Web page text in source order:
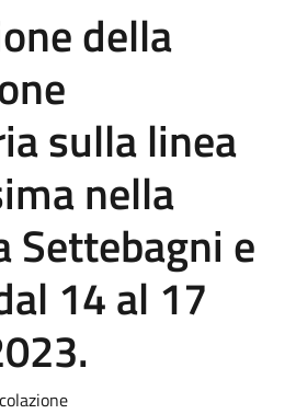
della
sulla linea
nella
e
14 al 17